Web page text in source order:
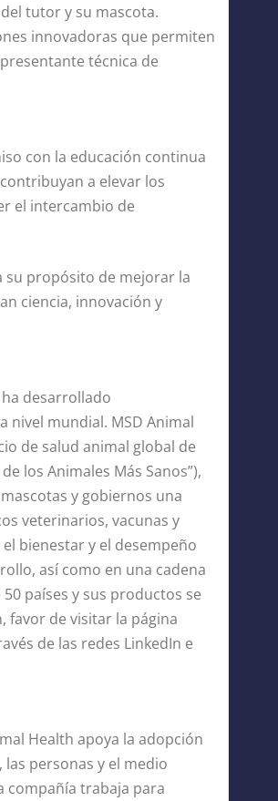
tutor y su mascota.
innovadoras que permiten
técnica de
con la educación continua
a elevar los
el intercambio de
su propósito de mejorar la
ciencia, innovación y
desarrollado
nivel mundial. MSD Animal
de salud animal global de
los Animales Más Sanos”),
y gobiernos una
veterinarios, vacunas y
bienestar y el desempeño
así como en una cadena
países y sus productos se
favor de visitar la página
de las redes LinkedIn e
Health apoya la adopción
personas y el medio
compañía trabaja para